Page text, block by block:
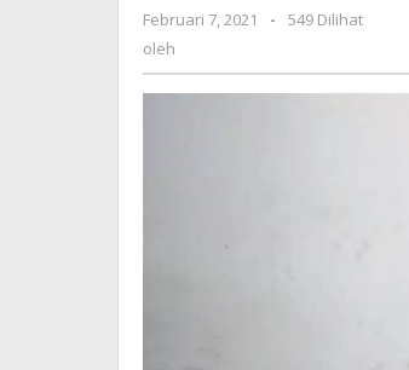
Februari 7, 2021 oleh
-
549 Dilihat
oleh